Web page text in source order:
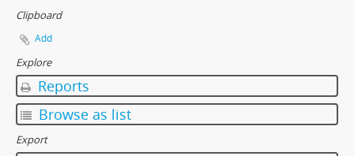
Clipboard
Add
Explore
Reports
Browse as list
Export